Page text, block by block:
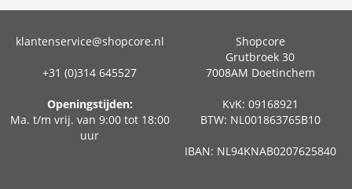
klantenservice@shopcore.nl
+31 (0)314 645527
Openingstijden:
Ma. t/m vrij. van 9:00 tot 18:00
uur
Shopcore
Grutbroek 30
7008AM Doetinchem
KvK: 09168921
BTW: NL001863765B10
IBAN: NL94KNAB0207625840